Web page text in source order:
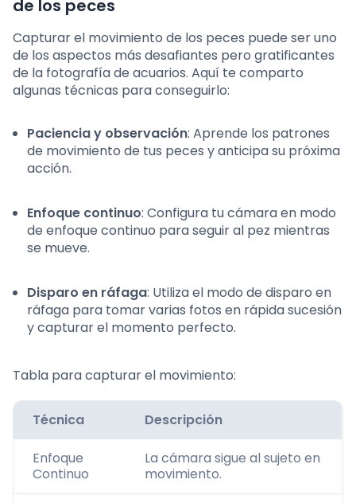
de los peces
Capturar el movimiento de los peces puede ser uno
de los aspectos más desafiantes pero gratificantes
de la fotografía de acuarios. Aquí te comparto
algunas técnicas para conseguirlo:
Paciencia y observación: Aprende los patrones
de movimiento de tus peces y anticipa su próxima
acción.
Enfoque continuo: Configura tu cámara en modo
de enfoque continuo para seguir al pez mientras
se mueve.
Disparo en ráfaga: Utiliza el modo de disparo en
ráfaga para tomar varias fotos en rápida sucesión
y capturar el momento perfecto.
Tabla para capturar el movimiento:
Técnica Descripción
Enfoque
Continuo
La cámara sigue al sujeto en
movimiento.